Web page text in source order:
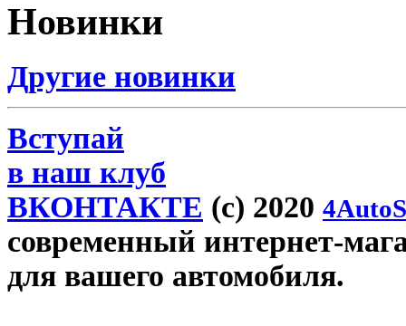
Новинки
Другие новинки
Вступай
в наш клуб
ВКОНТАКТЕ (c) 2020
современный интернет-
для вашего автомобиля.